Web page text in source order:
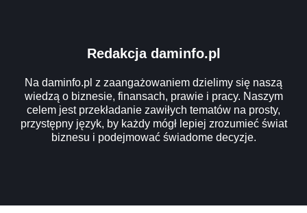
Redakcja daminfo.pl
Na daminfo.pl z zaangażowaniem dzielimy się naszą
wiedzą o biznesie, finansach, prawie i pracy. Naszym
celem jest przekładanie zawiłych tematów na prosty,
przystępny język, by każdy mógł lepiej zrozumieć świat
biznesu i podejmować świadome decyzje.